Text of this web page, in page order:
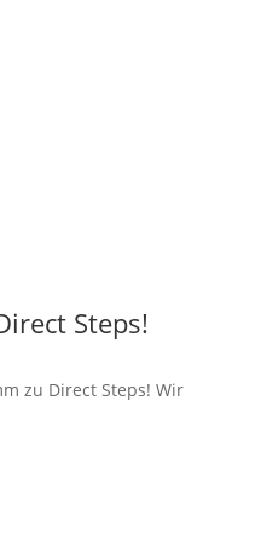
Steps!
zu Direct Steps! Wir